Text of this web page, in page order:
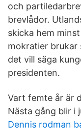
och
brevlådor.
skicka hem
mokratier brukar
det vill säga
presidenten.
Vart femte år är
Nästa gång blir i
Dennis rodman